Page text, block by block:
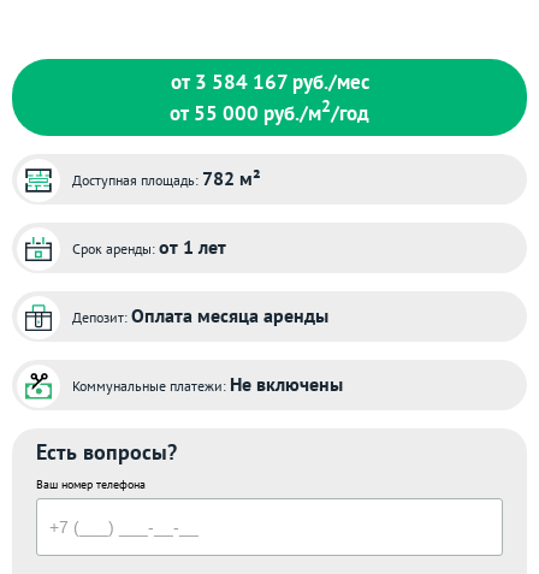
от 3 584 167руб./мес
от 55 000 руб./м2/год
Доступная площадь: 782 м²
Срок аренды: от 1 лет
Депозит: Оплата месяца аренды
Коммунальные платежи: Не включены
Есть вопросы?
Ваш номер телефона